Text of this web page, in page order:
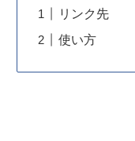
リンク先
使い方